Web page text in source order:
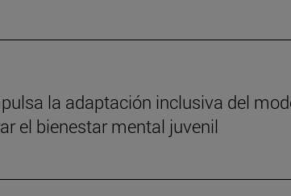
la adaptación inclusiva del
el bienestar mental juvenil